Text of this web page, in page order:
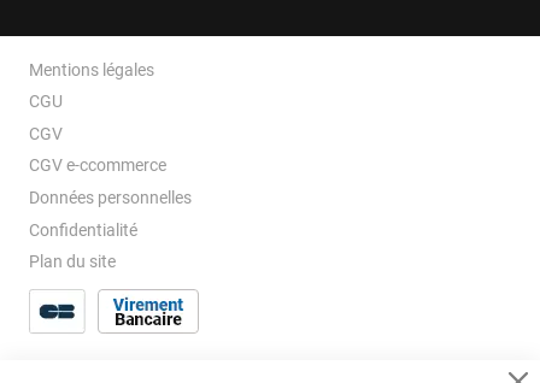
Mentions légales
CGU
CGV
CGV e-ccommerce
Données personnelles
Confidentialité
Plan du site